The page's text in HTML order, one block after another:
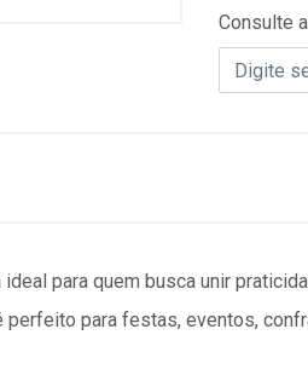
Consulte
para quem busca unir
perfeito para festas, eventos,